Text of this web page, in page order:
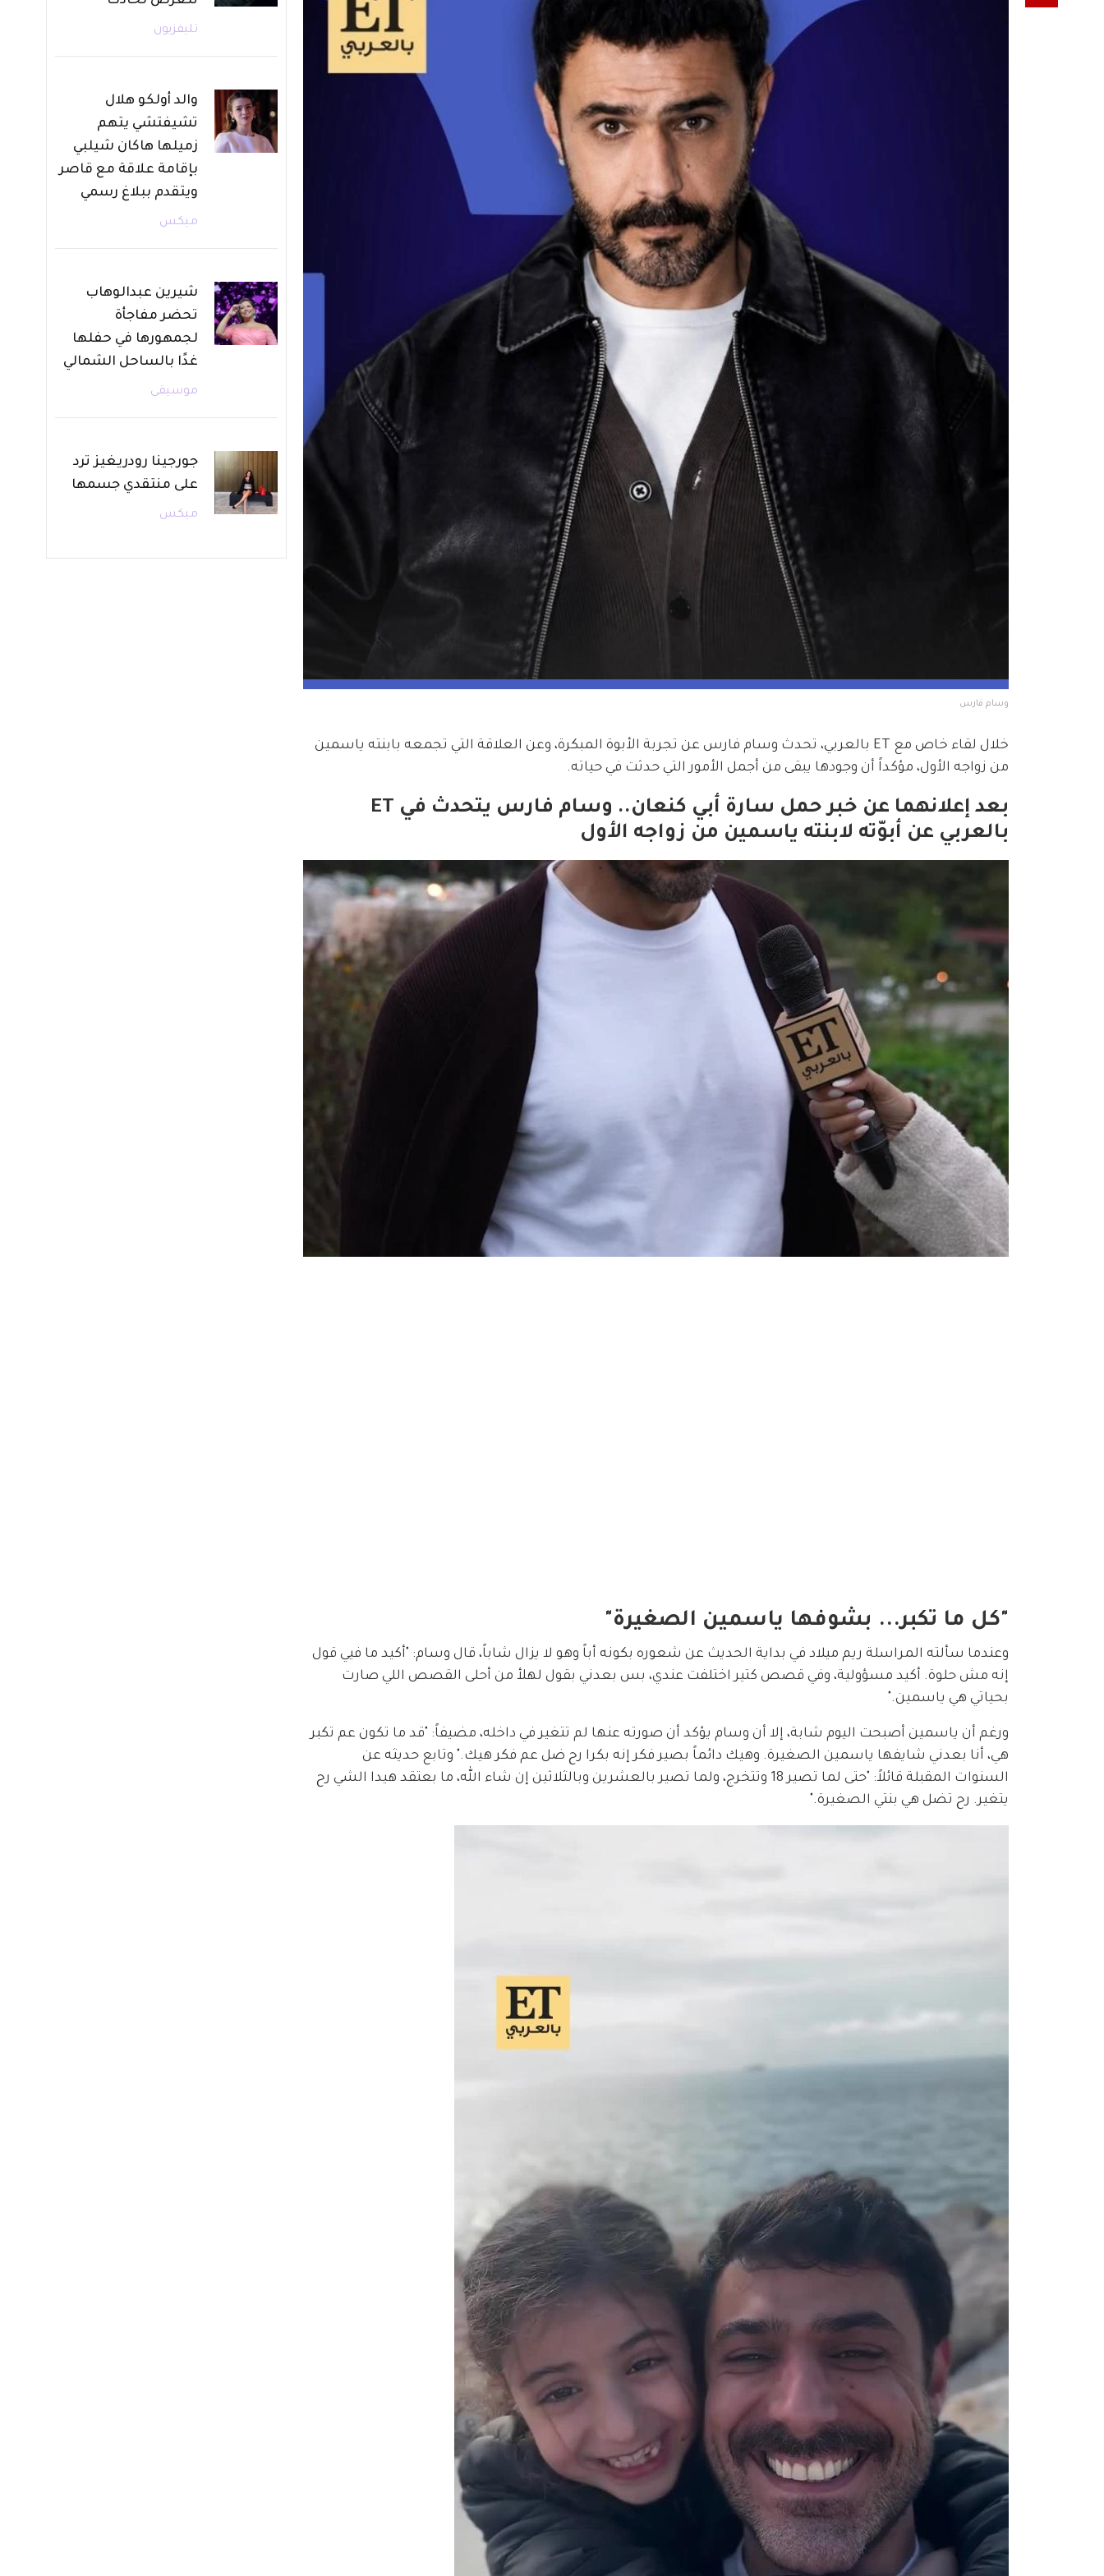
وسام فارس
خلال لقاء خاص مع ET بالعربي، تحدث وسام فارس عن تجربة الأبوة المبكرة، وعن العلاقة التي تجمعه بابنته ياسمين
من زواجه الأول، مؤكداً أن وجودها يبقى من أجمل الأمور التي حدثت في حياته.
بعد إعلانهما عن خبر حمل سارة أبي كنعان.. وسام فارس يتحدث في ET
بالعربي عن أبوّته لابنته ياسمين من زواجه الأول
"كل ما تكبر... بشوفها ياسمين الصغيرة"
وعندما سألته المراسلة ريم ميلاد في بداية الحديث عن شعوره بكونه أباً وهو لا يزال شاباً، قال وسام: "أكيد ما فيي قول
إنه مش حلوة. أكيد مسؤولية، وفي قصص كتير اختلفت عندي، بس بعدني بقول لهلأ من أحلى القصص اللي صارت
بحياتي هي ياسمين."
ورغم أن ياسمين أصبحت اليوم شابة، إلا أن وسام يؤكد أن صورته عنها لم تتغير في داخله، مضيفاً: "قد ما تكون عم تكبر
هي، أنا بعدني شايفها ياسمين الصغيرة. وهيك دائماً بصير فكر إنه بكرا رح ضل عم فكر هيك." وتابع حديثه عن
السنوات المقبلة قائلاً: "حتى لما تصير 18 وتتخرج، ولما تصير بالعشرين وبالثلاثين إن شاء الله، ما بعتقد هيدا الشي رح
يتغير. رح تضل هي بنتي الصغيرة."
تليفزيون
والد أولكو هلال
تشيفتشي يتهم
زميلها هاكان شيلبي
بإقامة علاقة مع قاصر
ويتقدم ببلاغ رسمي
ميكس
شيرين عبدالوهاب
تحضر مفاجأة
لجمهورها في حفلها
غدًا بالساحل الشمالي
موسيقى
جورجينا رودريغيز ترد
على منتقدي جسمها
ميكس